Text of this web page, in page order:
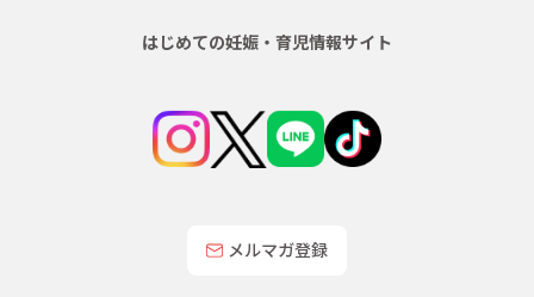
はじめての妊娠・育児情報サイト
メルマガ登録